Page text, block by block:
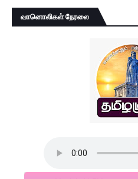
வானொலிகள் நேரலை